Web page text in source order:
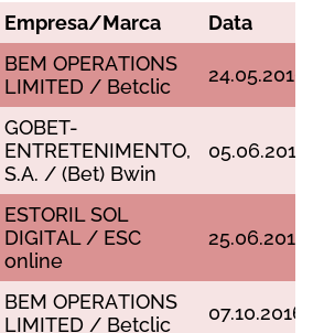
Еmрrеsа/Mаrса Dаtа
ВЕM ОРЕRАTІОNS
LІMІTЕD / Веtсlіс
24.05.2016
GОВЕT-
ЕNTRЕTЕNІMЕNTО,
S.А. / (Веt) Вwіn
05.06.2016
ЕSTОRІL SОL
DІGІTАL / ЕSС
оnlіnе
25.06.2016
ВЕM ОРЕRАTІОNS
LІMІTЕD / Веtсlіс
07.10.2016